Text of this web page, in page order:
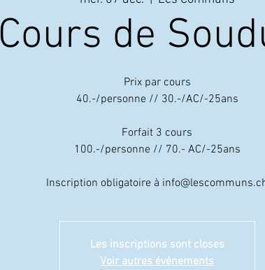
Cours de
Prix par cours
40.-/personne // 30.-/AC/-25ans
Forfait 3 cours
100.-/personne // 70.- AC/-25ans
Inscription obligatoire à
Les inscriptions sont closes
Voir autres événements